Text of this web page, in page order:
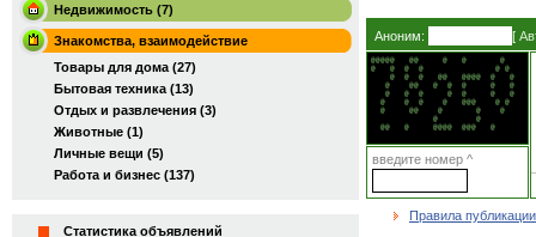
Недвижимость (7)
Знакомства, взаимодействие
Товары для дома (27)
Бытовая техника (13)
Отдых и развлечения (3)
Животные (1)
Личные вещи (5)
Работа и бизнес (137)
Статистика объявлений
Аноним: [
@@@@@   @@     @   @       @
@   @  @  @               @ @
    @  @  @   @@   @@@@  @   @
   @    @@   @  @  @     @   @
   @   @  @     @  @     @   @
  @    @  @    @   @@@    @ @
  @     @@    @       @    @
             @        @
  @@   @     @@@@  @@@   @
введите номер ^
Правила